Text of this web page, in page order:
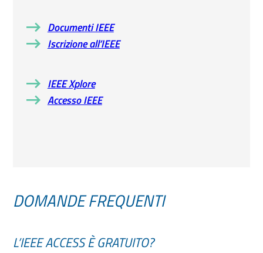
Documenti IEEE
Iscrizione all’IEEE
IEEE Xplore
Accesso IEEE
DOMANDE FREQUENTI
L’IEEE ACCESS È GRATUITO?